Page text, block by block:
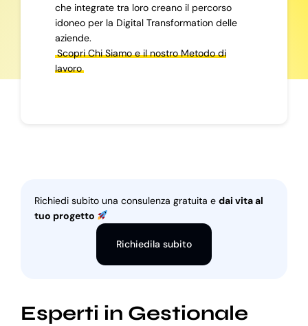
che integrate tra loro creano il percorso
idoneo per la Digital Transformation delle
aziende.
Scopri Chi Siamo e il nostro Metodo di
lavoro
Richiedi subito una consulenza gratuita e dai vita al
tuo progetto
Richiedila subito
Esperti in Gestionale